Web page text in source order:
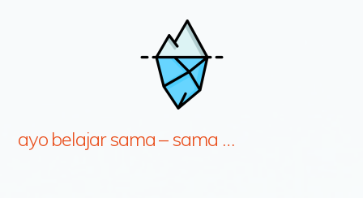
ayo belajar sama – sama …